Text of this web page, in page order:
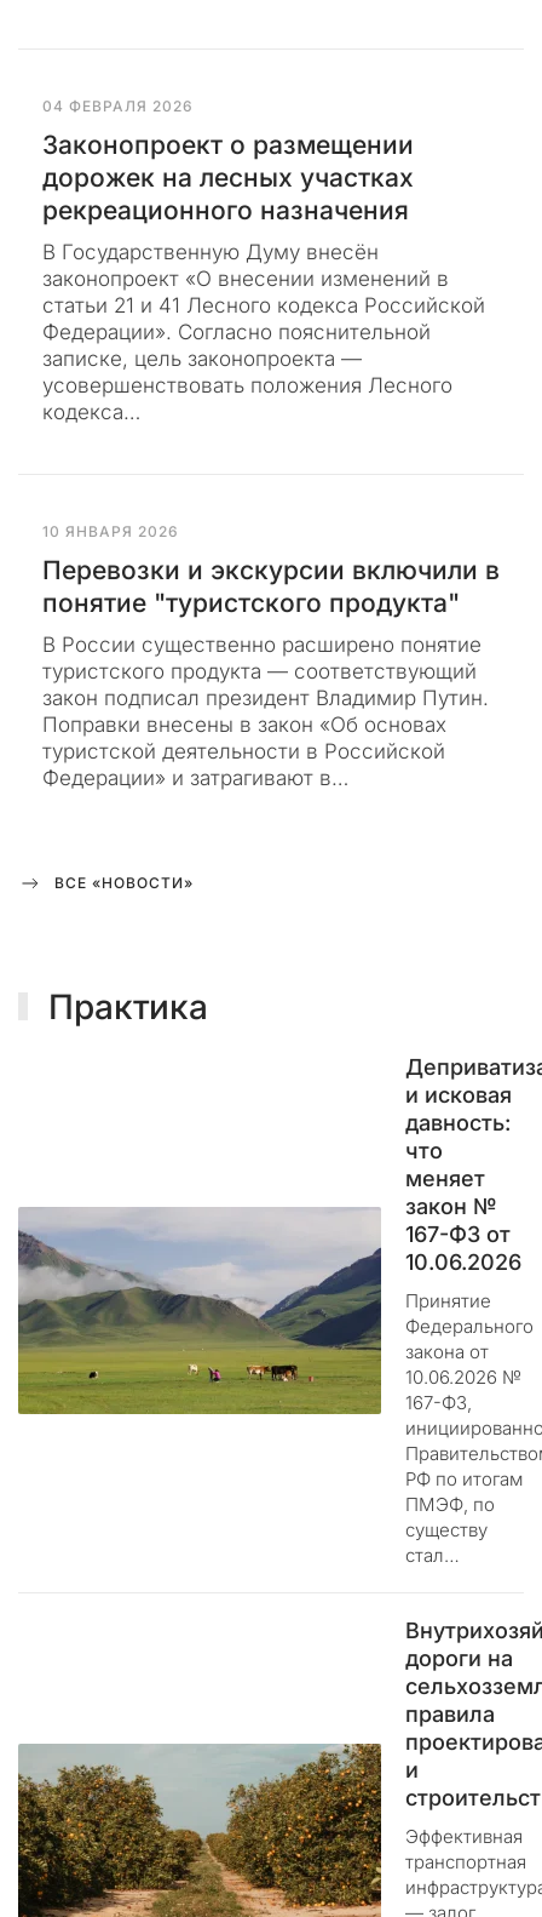
04 ФЕВРАЛЯ 2026
Законопроект о размещении
дорожек на лесных участках
рекреационного назначения
В Государственную Думу внесён
законопроект «О внесении изменений в
статьи 21 и 41 Лесного кодекса Российской
Федерации». Согласно пояснительной
записке, цель законопроекта —
усовершенствовать положения Лесного
кодекса…
10 ЯНВАРЯ 2026
Перевозки и экскурсии включили в
понятие "туристского продукта"
В России существенно расширено понятие
туристского продукта — соответствующий
закон подписал президент Владимир Путин.
Поправки внесены в закон «Об основах
туристской деятельности в Российской
Федерации» и затрагивают в…
ВСЕ «НОВОСТИ»
Практика
и исковая
давность:
что
меняет
закон №
167-ФЗ от
10.06.2026
Принятие
Федерального
закона от
10.06.2026 №
167-ФЗ,
РФ по итогам
ПМЭФ, по
существу
стал…
дороги на
правила
и
Эффективная
транспортная
а
н
и
и
«
П
р
и
р
о
д
н
д
е
к
с
»
п
о
д
в
е
е
р
е
ы
м
и
л
а
н
о
м
т
а
к
а
м
.
М